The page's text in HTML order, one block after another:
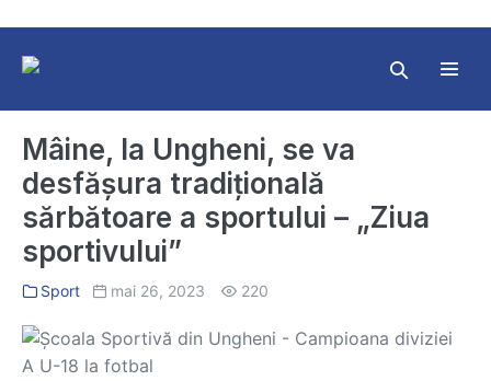
content
Search
Mâine, la Ungheni, se va
desfășura tradițională
sărbătoare a sportului – „Ziua
sportivului”
Sport mai 26, 2023 220